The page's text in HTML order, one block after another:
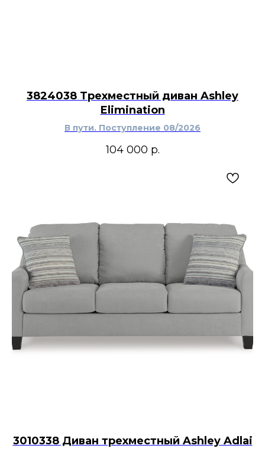
3824038 Трехместный диван Ashley
Elimination
В пути. Поступление 08/2026
104 000 р.
3010338 Диван трехместный Ashley Adlai